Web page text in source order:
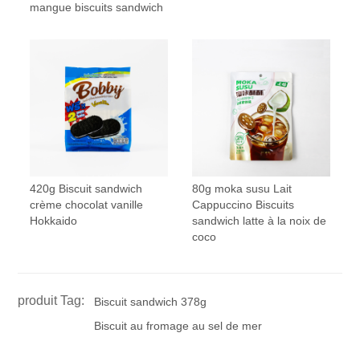
mangue biscuits sandwich
420g Biscuit sandwich
crème chocolat vanille
Hokkaido
80g moka susu Lait
Cappuccino Biscuits
sandwich latte à la noix de
coco
produit Tag:
Biscuit sandwich 378g
Biscuit au fromage au sel de mer